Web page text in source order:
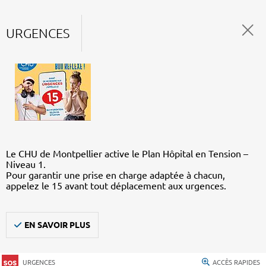
URGENCES
Le CHU de Montpellier active le Plan Hôpital en Tension –
Niveau 1.
Pour garantir une prise en charge adaptée à chacun,
appelez le 15 avant tout déplacement aux urgences.
EN SAVOIR PLUS
URGENCES ACCÈS RAPIDES